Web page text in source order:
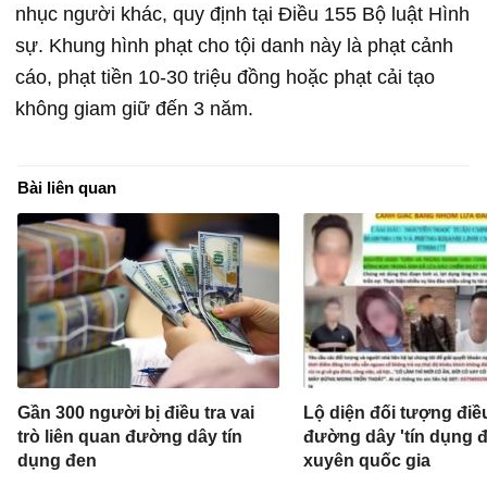
nhục người khác, quy định tại Điều 155 Bộ luật Hình
sự. Khung hình phạt cho tội danh này là phạt cảnh
cáo, phạt tiền 10-30 triệu đồng hoặc phạt cải tạo
không giam giữ đến 3 năm.
Bài liên quan
Gần 300 người bị điều tra vai
trò liên quan đường dây tín
dụng đen
Lộ diện đối tượng
đường dây 'tín dụng
xuyên quốc gia